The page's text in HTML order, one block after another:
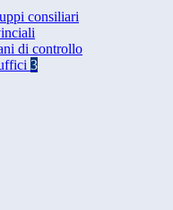
consiliari
di controllo
3